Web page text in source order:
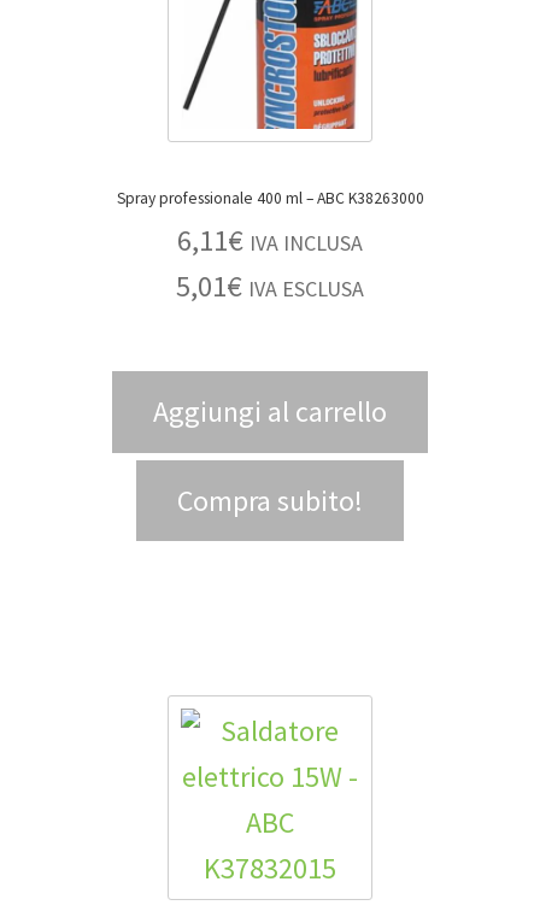
Spray professionale 400 ml – ABC K38263000
6,11€ IVA INCLUSA
5,01€ IVA ESCLUSA
Aggiungi al carrello
Compra subito!